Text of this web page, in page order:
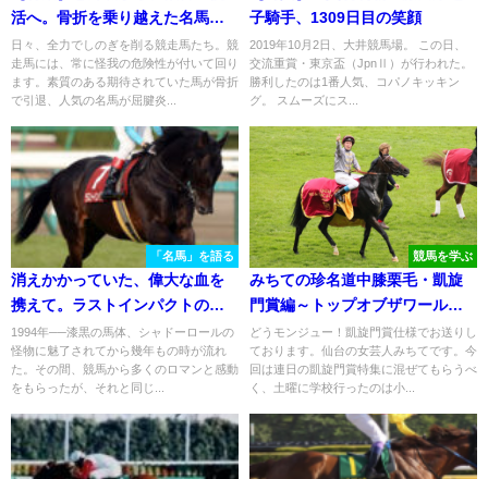
活へ。骨折を乗り越えた名馬た
ち。
日々、全力でしのぎを削る競走馬たち。競
走馬には、常に怪我の危険性が付いて回り
ます。素質のある期待されていた馬が骨折
で引退、人気の名馬が屈腱炎...
子騎手、1309日目の笑顔
2019年10月2日、大井競馬場。 この日、
交流重賞・東京盃（JpnⅡ）が行われた。
勝利したのは1番人気、コパノキッキン
グ。 スムーズにス...
「名馬」を語る
消えかかっていた、偉大な血を
携えて。ラストインパクトの挑
戦を振り返る。
1994年──漆黒の馬体、シャドーロールの
怪物に魅了されてから幾年もの時が流れ
た。その間、競馬から多くのロマンと感動
をもらったが、それと同じ...
競馬を学ぶ
みちての珍名道中膝栗毛・凱旋
門賞編～トップオブザワールド
な馬たちの巻～
どうモンジュー！凱旋門賞仕様でお送りし
ております。仙台の女芸人みちてです。今
回は連日の凱旋門賞特集に混ぜてもらうべ
く、土曜に学校行ったのは小...